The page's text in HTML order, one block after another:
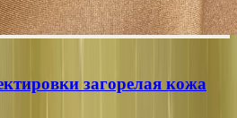
загорелая кожа